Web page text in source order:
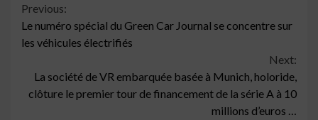
Continue
Reading
Previous:
Le numéro spécial du Green Car Journal se concentre sur
les véhicules électrifiés
Next:
La société de VR embarquée basée à Munich, holoride,
clôture le premier tour de financement de la série A à 10
millions d’euros …